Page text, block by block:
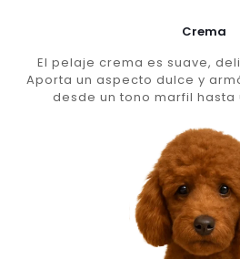
Crema
El pelaje crema es suave,
Aporta un aspecto dulce y
desde un tono marfil hasta